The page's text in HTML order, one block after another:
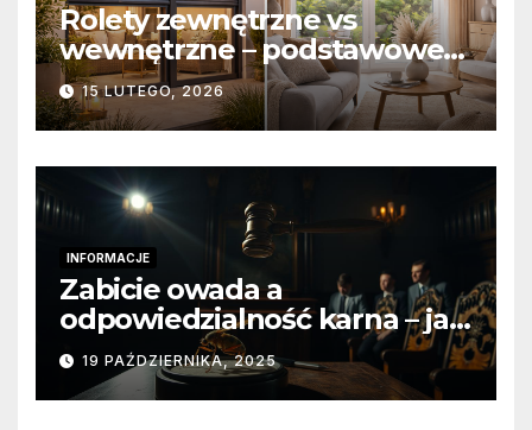
Rolety zewnętrzne vs
wewnętrzne – podstawowe
różnice konstrukcyjne i
funkcjonalne
15 LUTEGO, 2026
INFORMACJE
Zabicie owada a
odpowiedzialność karna – jak
wygląda to w praktyce?
19 PAŹDZIERNIKA, 2025